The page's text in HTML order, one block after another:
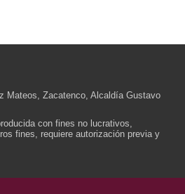
Mateos, Zacatenco, Alcaldía Gustavo
con fines no lucrativos,
fines, requiere autorización previa y